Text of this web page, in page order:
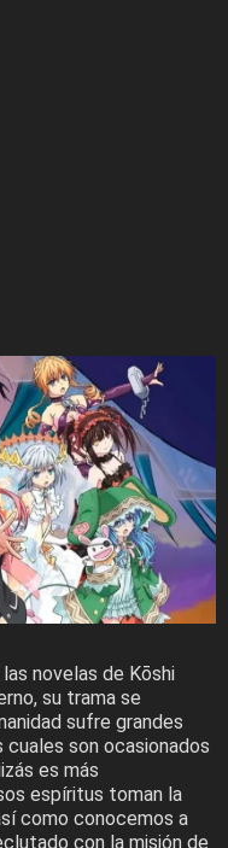
novelas de Kōshi
su trama se
sufre grandes
son ocasionados
es más
espíritus toman la
como conocemos a
con la misión de